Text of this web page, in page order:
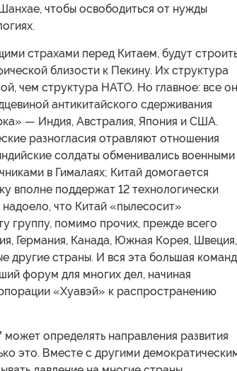
чтобы освободиться от нужды
страхами перед Китаем, будут
близости к Пекину. Их структура
чем структура НАТО. Но главное: все
антикитайского сдерживания
— Индия, Австралия, Япония и США.
разногласия отравляют отношения
солдаты обменивались военными
в Гималаях; Китай домогается
вполне поддержат 12 технологически
что Китай «пылесосит»
группу, помимо прочих, прежде всего
Германия, Канада, Южная Корея, Швеция,
другие страны. И вся эта большая
форум для многих дел, начиная
«Хуавэй» к распространению
определять направления развития
это. Вместе с другими